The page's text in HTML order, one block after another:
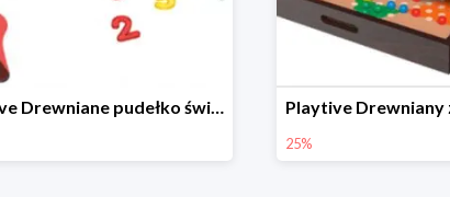
Playtive Drewniane pudełko świetlne MONTESSORI
25%